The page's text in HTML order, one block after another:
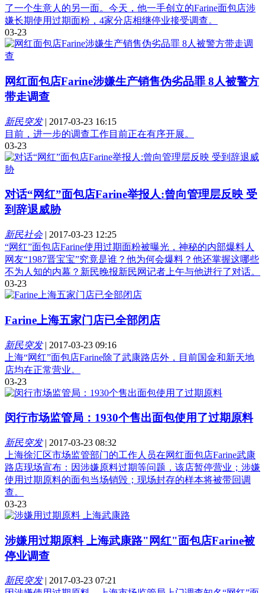
了一个生意人的另一面。今天，他一手创立的Farine面包店涉
嫌长期使用过期面粉，4家分店相继停业接受调查。
03-23
网红面包店Farine涉嫌生产销售伪劣品罪 8人被警方
带走调查
新民突发| 2017-03-23 16:15
目前，进一步的调查工作目前正在有序开展。
03-23
对话“网红”面包店Farine举报人:曾向管理层反映 受
到辞退威胁
新民社会| 2017-03-23 12:25
“网红”面包店Farine使用过期面粉被曝光，神秘的内部爆料人
网友“1987晋宝宝”究竟是谁？他为何会爆料？他还掌握这哪些
不为人知的内幕？新民晚报新民网记者上午与他进行了对话。
03-23
Farine上海五家门店已全部闭店
新民突发| 2017-03-23 09:16
上海“网红”面包店Farine除了武康路店外，目前国金和新天地
店均在正常营业。
03-23
闵行市场监管局：1930个售出面包使用了过期原料
新民突发| 2017-03-23 08:32
上海徐汇区市场监管部门的工作人员在网红面包店Farine武康
路店现场宣布：因涉嫌原料过期等问题，该店暂停营业；涉嫌
使用过期原料的面包当场销毁；现场封存的样本将被带回调
查。
03-23
涉嫌用过期原料 上海武康路"网红"面包店Farine被
停业调查
新民突发| 2017-03-23 07:21